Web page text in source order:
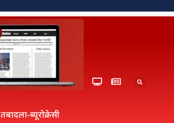
तबादला-ब्यूरोक्रेसी